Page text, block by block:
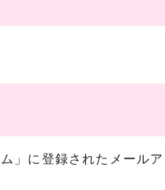
」に登録されたメール